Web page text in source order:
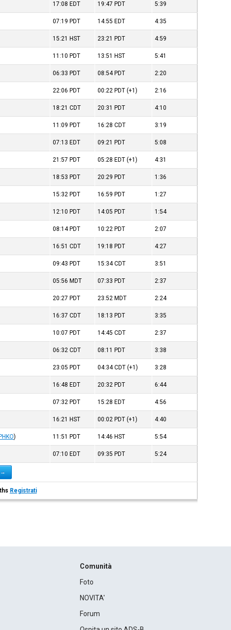
17:08 EDT 19:47 PDT 5:39
07:19 PDT 14:55 EDT 4:35
15:21 HST 23:21 PDT 4:59
11:10 PDT 13:51 HST 5:41
06:33 PDT 08:54 PDT 2:20
22:06 PDT 00:22 PDT (+1) 2:16
18:21CDT 20:31 PDT 4:10
11:09 PDT 16:28CDT 3:19
07:13 EDT 09:21 PDT 5:08
21:57 PDT 05:28 EDT (+1) 4:31
18:53 PDT 20:29 PDT 1:36
15:32 PDT 16:59 PDT 1:27
12:10 PDT 14:05 PDT 1:54
08:14 PDT 10:22 PDT 2:07
16:51CDT 19:18 PDT 4:27
09:43 PDT 15:34CDT 3:51
05:56 MDT 07:33 PDT 2:37
20:27 PDT 23:52 MDT 2:24
16:37CDT 18:13 PDT 3:35
10:07 PDT 14:45CDT 2:37
06:32CDT 08:11 PDT 3:38
23:05 PDT 04:34CDT (+1) 3:28
16:48 EDT 20:32 PDT 6:44
07:32 PDT 15:28 EDT 4:56
16:21 HST 00:02 PDT (+1) 4:40
) 11:51 PDT 14:46 HST 5:54
07:10 EDT 09:35 PDT 5:24
→
Registrati
Comunità
Foto
NOVITA'
Forum